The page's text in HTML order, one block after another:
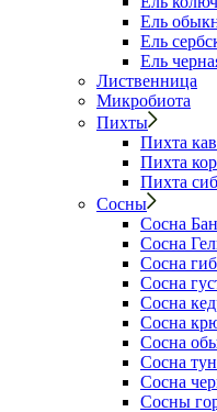
Ель
Ель
Ель
Лиственница
Микробиота
Пихты
Пихта
Пихта
Пихта
Сосны
Сосна
Сосна
Сосна
Сосна
Сосна
Сосна
Сосна
Сосна
Сосна
Сосны